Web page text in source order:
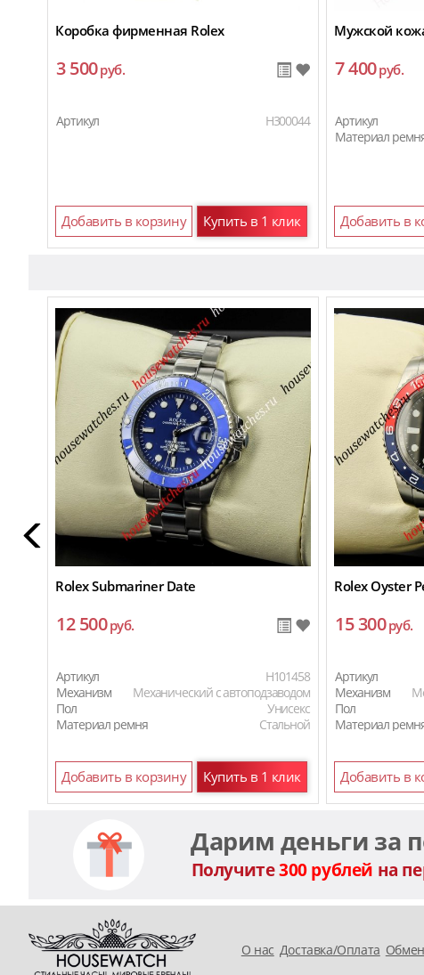
Коробка фирменная Rolex
3 500руб.
Артикул H300044
Добавить в корзину Купить в 1 клик
Мужской
7 400руб.
Артикул
Материал
Добавить в
Rolex Submariner Date
12 500руб.
Артикул
H101458
Механизм
Механический с автоподзаводом
Пол
Унисекс
Материал ремня
Стальной
Добавить в корзину Купить в 1 клик
Rolex Oyster
15 300руб.
Артикул
Механизм
Пол
Материал
Добавить в
Дарим деньги за
Получите300 рублей на
O нас Доставка/Оплата